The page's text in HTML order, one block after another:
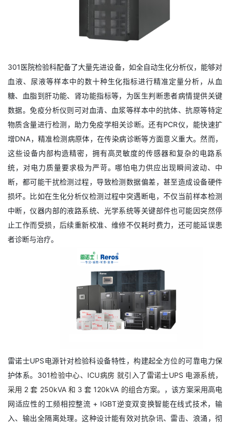
301医院检验科配备了大量先进设备，如全自动生化分析仪，能够对
血液、尿液等样本中的数十种生化指标进行精准定量分析，从血
糖、血脂到肝功能、肾功能指标等，为医生判断患者病情提供关键
数据。免疫分析仪则可对血清、血浆等样本中的抗体、抗原等特定
物质含量进行检测，助力免疫学相关诊断。还有PCR仪，能快速扩
增DNA，精准检测病原体，在传染病诊断等方面意义重大。然而，
这些设备内部构造精密，拥有高灵敏度的传感器和复杂的电路系
统，对电力质量要求极为严苛。哪怕电力供应出现瞬间波动、中
断，都可能干扰检测过程，导致检测数据偏差，甚至造成设备硬件
损坏。比如在生化分析仪检测过程中突遇断电，不仅当前样本检测
中断，仪器内部的液路系统、光学系统等关键部件也可能因突然停
止工作而受损，后续重新校准、维修不仅耗时费力，还可能延误患
者诊断与治疗。
雷诺士UPS电源针对检验科设备特性，构建起全方位的可靠电力保
护体系。301检验中心、ICU病房 就引入了雷诺士UPS 电源系统，
采用 2 套 250kVA 和 3 套 120kVA 的组合方案。
，该方案采用高电
网适应性的工频相控整流 + IGBT逆变双变换智能在线式技术，输
入、输出全隔离处理。这种设计能有效对抗杂讯、雷击、浪涌，彻